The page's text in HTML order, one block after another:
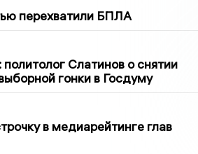
перехватили БПЛА
Слатинов о снятии
гонки в Госдуму
в медиарейтинге глав